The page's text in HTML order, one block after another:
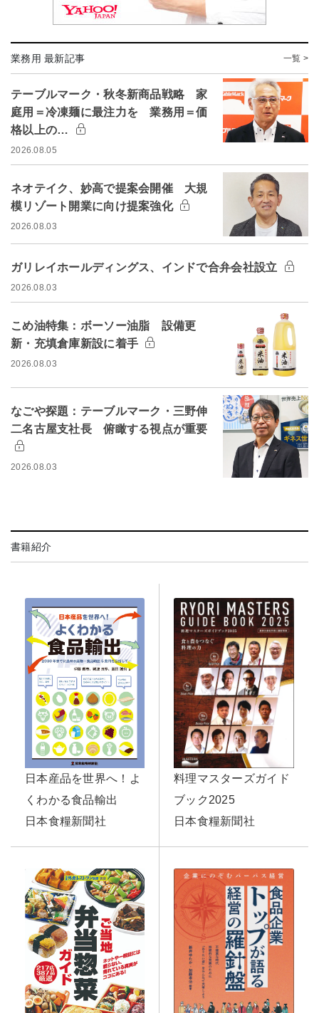
業務用 最新記事 一覧 >
テーブルマーク・秋冬新商品戦略 家
庭用＝冷凍麺に最注力を 業務用＝価
格以上の…
2026.08.05
ネオテイク、妙高で提案会開催 大規
模リゾート開業に向け提案強化
2026.08.03
ガリレイホールディングス、インドで合弁会社設立
2026.08.03
こめ油特集：ボーソー油脂 設備更
新・充填倉庫新設に着手
2026.08.03
なごや探題：テーブルマーク・三野伸
二名古屋支社長 俯瞰する視点が重要
2026.08.03
書籍紹介
日本産品を世界へ！よ
くわかる食品輸出
日本食糧新聞社
料理マスターズガイド
ブック2025
日本食糧新聞社